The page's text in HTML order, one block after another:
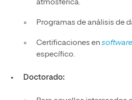
atmosférica.
Programas de análisis de
Certificaciones ensoftware
específico.
Doctorado: